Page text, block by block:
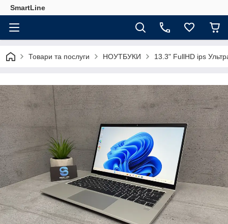
SmartLine
Товари та послуги НОУТБУКИ 13.3" FullHD ips